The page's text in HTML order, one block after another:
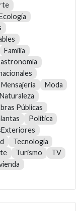
Familia
Mensajería
Moda
Naturaleza
Públicas
Política
Tecnología
Turismo
TV